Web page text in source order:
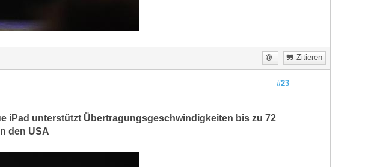
Zitieren
#23
iPad unterstützt Übertragungsgeschwindigkeiten bis zu 72
den USA